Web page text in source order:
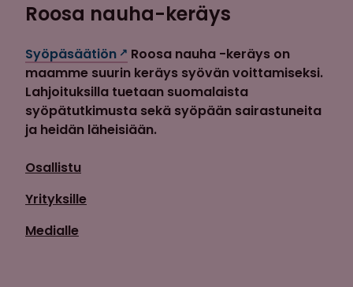
Roosa nauha-keräys
Syöpäsäätiön
Roosa nauha -keräys on
maamme suurin keräys syövän voittamiseksi.
Lahjoituksilla tuetaan suomalaista
syöpätutkimusta sekä syöpään sairastuneita
ja heidän läheisiään.
Osallistu
Yrityksille
Medialle